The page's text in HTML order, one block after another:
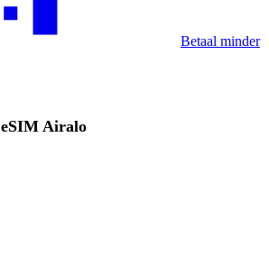
Betaal minder
eSIM Airalo